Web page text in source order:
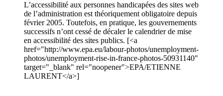
L’accessibilité aux personnes handicapées des sites web
de l’administration est théoriquement obligatoire depuis
février 2005. Toutefois, en pratique, les gouvernements
successifs n’ont cessé de décaler le calendrier de mise
en accessibilité des sites publics. [<a
href="http://www.epa.eu/labour-photos/unemployment-
photos/unemployment-rise-in-france-photos-50931140"
target="_blank" rel="noopener">EPA/ETIENNE
LAURENT</a>]